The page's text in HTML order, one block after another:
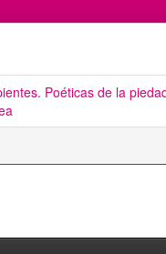
Poéticas de la